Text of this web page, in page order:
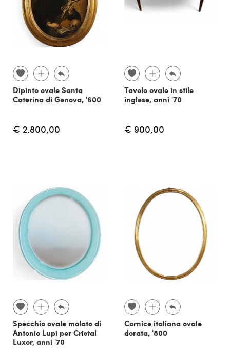
Dipinto ovale Santa
Caterina di Genova, '600
€ 2.800,00
Tavolo ovale in stile
inglese, anni '70
€ 900,00
Specchio ovale molato di
Antonio Lupi per Cristal
Luxor, anni '70
Cornice italiana ovale
dorata, '800